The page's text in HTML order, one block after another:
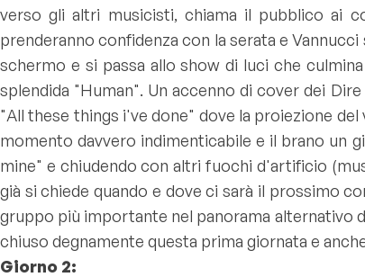
verso gli altri musicisti, chiama il pubblico ai
prenderanno confidenza con la serata e
schermo e si passa allo show di luci che
splendida "Human". Un accenno di cover dei
"All these things i've done" dove la proiezione
momento davvero indimenticabile e il brano un
mine" e chiudendo con altri fuochi d'artificio
già si chiede quando e dove ci sarà il prossimo
gruppo più importante nel panorama alternativo
chiuso degnamente questa prima giornata e
Giorno 2: